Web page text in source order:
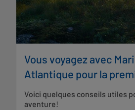
Vous voyagez avec
Atlantique pour la
Voici quelques conseils utiles
aventure!